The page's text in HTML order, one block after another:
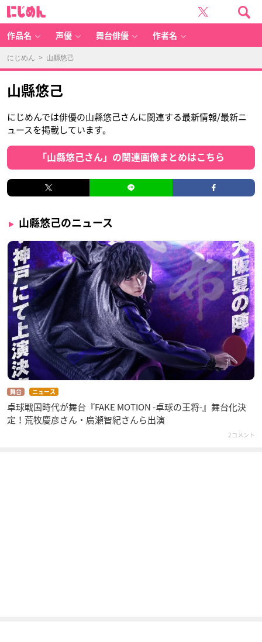
作品名 声優 舞台俳優 作者名
にじめん > 山縣悠己
山縣悠己
にじめんでは俳優の山縣悠己さんに関連する最新情報/最新ニ
ュースを掲載しています。
「山縣悠己さん」の関連画像まとめはこちら
山縣悠己のニュース
舞台 ニュース
卓球戦国時代が舞台『FAKE MOTION -卓球の王将-』舞台化決
定！荒牧慶彦さん・廣瀬智紀さんら出演
2コメント